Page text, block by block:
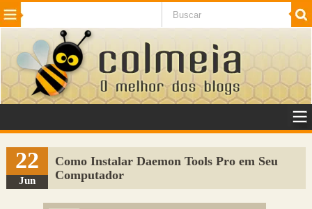
Beleza Cinema e TV
Internet Jogos NotÃ­cias SaÃºde
VeÃ­culos Adulto
Sugerir Link
Adicionar Blog
Colmeia Exchange
22
Jun
Como Instalar Daemon Tools Pro em Seu
Computador